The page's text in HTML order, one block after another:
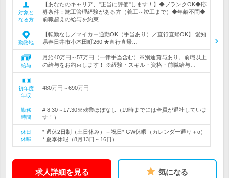
対象と
なる方
【あなたのキャリア、"正当に評価"します！】◆ブランクOK◆応
募条件：施工管理経験がある方（着工～竣工まで）◆年齢不問◆
前職超えの給与を約束
勤務地
【転勤なし／マイカー通勤OK（手当あり）／直行直帰OK】 愛知
県春日井市小木田町260 ★直行直帰…
給与
月給40万円～57万円（一律手当含む）※別途賞与あり。前職以上
の給与をお約束します！ ※経験・スキル・資格・前職給与…
初年度
年収
480万円～690万円
勤務
時間
# 8:30～17:30※残業ほぼなし（19時までには全員が退社していま
す！）
休日
休暇
* 週休2日制（土日休み）＋祝日* GW休暇（カレンダー通り＋α）
* 夏季休暇（8月13日～16日）…
求人詳細を見る 気になる